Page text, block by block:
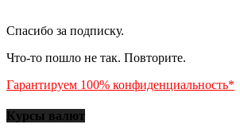
Спасибо за подписку.
Что-то пошло не так. Повторите.
Гарантируем 100% конфиденциальность*
Курсы валют